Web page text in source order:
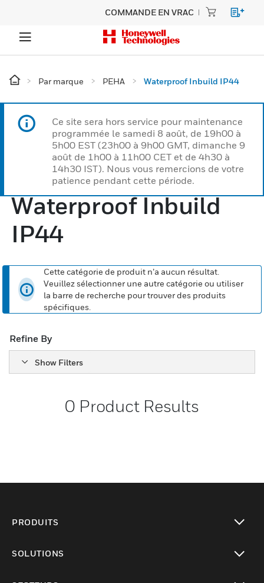
COMMANDE EN VRAC
Par marque PEHA Waterproof Inbuild IP44
Ce site sera hors service pour maintenance
programmée le samedi 8 août, de 19h00 à
5h00 EST (23h00 à 9h00 GMT, dimanche 9
août de 1h00 à 11h00 CET et de 4h30 à
14h30 IST). Nous vous remercions de votre
patience pendant cette période.
Waterproof Inbuild
IP44
Cette catégorie de produit n’a aucun résultat.
Veuillez sélectionner une autre catégorie ou utiliser
la barre de recherche pour trouver des produits
spécifiques.
Refine By
Show Filters
0 Product Results
PRODUITS
SOLUTIONS